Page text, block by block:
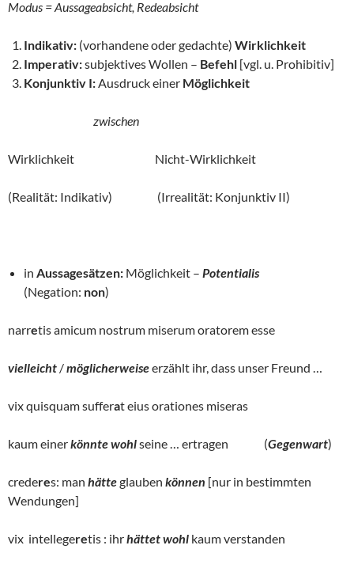
Modus = Aussageabsicht, Redeabsicht
Indikativ: (vorhandene oder gedachte) Wirklichkeit
Imperativ:subjektives Wollen – Befehl [vgl. u. Prohibitiv]
Konjunktiv I:Ausdruck einer Möglichkeit
zwischen
Wirklichkeit Nicht-Wirklichkeit
(Realität: Indikativ) (Irrealität: Konjunktiv II)
in Aussagesätzen: Möglichkeit – Potentialis
(Negation: non)
narretis amicum nostrum miserum oratorem esse
vielleicht /möglicherweiseerzählt ihr, dass unser Freund …
vix quisquam sufferat eius orationes miseras
kaum einerkönnte wohlseine … ertragen (Gegenwart)
crederes: man hätteglauben können [nur in bestimmten
Wendungen]
vix intellegeretis : ihrhättet wohl kaum verstanden